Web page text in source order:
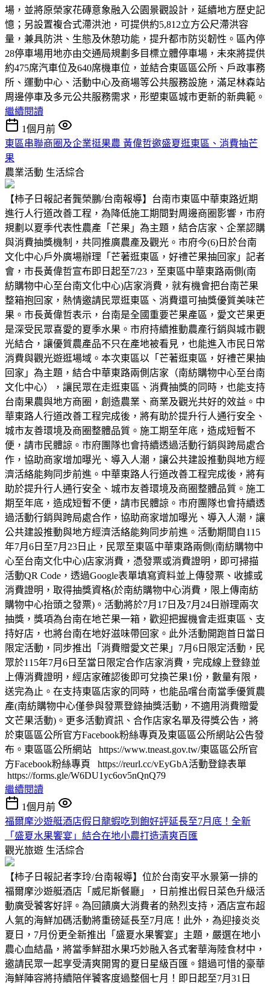
場，並將原榮家花磚意象融入公園景觀設計，延續地方歷史記
憶；另設置複合式滯洪池，可提供約5,812立方公尺滯洪容
量，兼具防洪、生態及休憩功能，提升都市防災韌性。區內停
28停車場用地亦由交通局規劃多目標立體停車場，未來將提供
約475席汽車位及640席機車位，並結合東區區公所、戶政事務
所、運動中心、活動中心及商場等公共服務設施，滿足林森站
周邊停車及多元公共服務需求，形塑東區城市更新的新典範。
繼續閱讀
1個月前
東區串聯商圈及企業挺果農 黃偉哲邀盛夏逛東區、消費抽芒
果
農業活動 生活綜合
【柿子日報記者龔榮鵬/台南報導】台南市東區中華東路近期
進行人行道改善工程，為降低施工期間對周邊商圈影響，市府
規劃以夏季代表性農產「芒果」為主題，結合店家、企業認購
與消費抽獎機制，共同推廣農產及觀光。市府今(6)日於台南
文化中心戶外廣場辦理「芒著逛東區，好禮芒果抽回家」記者
會，市長黃偉哲宣布即日起至7/23，至東區中華東路兩側(南
紡購物中心至台南文化中心)店家消費，就有機會把台南芒果
整箱抱回家，熱情邀請民眾逛東區、消費還可抽獎優質美味芒
果。市長黃偉哲表示，台南是全國重要芒果產區，愛文芒果更
是深受民眾喜愛的夏季水果。市府持續推動農產行銷與城市觀
光結合，讓優質農產品不只在產地被看見，也能進入市民日常
消費與觀光遊逛場域。本次東區以「芒著逛東區，好禮芒果抽
回家」為主題，結合中華東路兩側店家（南紡購物中心至台南
文化中心），讓民眾在走逛東區、消費抽獎的同時，也能支持
台南果農與地方商圈，創造農業、商業及觀光共好的效益。中
華東路人行道改善工程完成後，將有助於提升行人通行安全、
城市友善環境及商圈整體品質。施工期至年底，造成短暫不
便，請市民體諒。市府團隊也會持續透過活動行銷與跨局處合
作，協助商家增加曝光、導入人潮，讓公共建設推動與地方經
濟活絡能夠同步前進。中華東路人行道改善工程完成後，將有
助於提升行人通行安全、城市友善環境及商圈整體品質。施工
期至年底，造成短暫不便，請市民體諒。市府團隊也會持續透
過活動行銷與跨局處合作，協助商家增加曝光、導入人潮，讓
公共建設推動與地方經濟活絡能夠同步前進。活動期間自115
年7月6日至7月23日止，民眾至東區中華東路兩側(南紡購物中
心至台南文化中心)店家消費，憑發票或消費證明，即可掃描
活動QR Code，透過Google表單填寫資料並上傳發票、收據或
消費證明，取得抽獎資格(於南紡購物中心消費，限上傳南紡
購物中心抬頭之發票)。活動將於7月17日及7月24日辦理兩次
抽獎，獎項為台南在地芒果一箱，歡迎把握機會走逛東區、支
持好店，也將台南在地好滋味帶回家。此外活動開跑首日當日
限定活動，同步推出「消費贈愛文芒果」7月6日限定活動，民
眾於115年7月6日至當日限定合作店家消費，完成線上登錄並
上傳消費證明，經店家確認後即可兌換芒果1份，數量有限，
送完為止。在支持東區店家的同時，也能品嚐台南當季優質農
產(南紡購物中心僅參與發票登錄抽獎活動，不適用消費贈愛
文芒果活動)。更多活動資訊、合作店家名單及得獎公告，將
於東區區公所官方Facebook粉絲專頁及東區區公所網站公告發
布。東區區公所網站 https://www.tneast.gov.tw/東區區公所官
方Facebook粉絲專頁 https://reurl.cc/vEyGbA活動登錄表單
https://forms.gle/W6DU1yc6ov5nQnQ79
繼續閱讀
1個月前
福爾摩沙遊艇酒店假日龍蝦吃到飽好評延長至7月底！全新
「盛夏水果饗宴」結合在地小農打造清爽百匯
觀光旅遊 生活綜合
【柿子日報記者李玲/台南報導】位於台南安平水景第一排的
福爾摩沙遊艇酒店「威尼斯餐廳」，日前推出假日菜色升級活
動廣受饕客好評。為回饋廣大消費者的熱烈支持，酒店宣布超
人氣的海鮮加碼活動將重磅延長至7月底！此外，為迎接炎炎
夏日，7月份更全新推出「盛夏水果饗宴」主題，嚴選在地小
農心血結晶，將當季鮮甜水果巧妙融入各式奢華海陸食材中，
邀請民眾一起享受清爽開胃的夏日星級百匯。錯過可惜的豪華
海鮮陣容將持續陪伴饕客度過整個七月！即日起至7月31日